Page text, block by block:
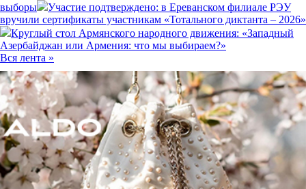
выборы
Участие подтверждено: в Ереванском филиале РЭУ
вручили сертификаты участникам «Тотального диктанта – 2026»
Круглый стол Армянского народного движения: «Западный
Азербайджан или Армения: что мы выбираем?»
Вся лента »